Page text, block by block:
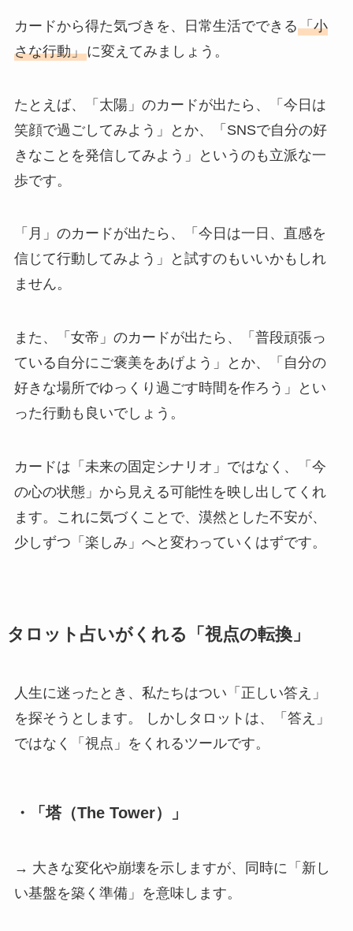
カードから得た気づきを、日常生活でできる「小
さな行動」に変えてみましょう。
たとえば、「太陽」のカードが出たら、「今日は
笑顔で過ごしてみよう」とか、「SNSで自分の好
きなことを発信してみよう」というのも立派な一
歩です。
「月」のカードが出たら、「今日は一日、直感を
信じて行動してみよう」と試すのもいいかもしれ
ません。
また、「女帝」のカードが出たら、「普段頑張っ
ている自分にご褒美をあげよう」とか、「自分の
好きな場所でゆっくり過ごす時間を作ろう」とい
った行動も良いでしょう。
カードは「未来の固定シナリオ」ではなく、「今
の心の状態」から見える可能性を映し出してくれ
ます。これに気づくことで、漠然とした不安が、
少しずつ「楽しみ」へと変わっていくはずです。
タロット占いがくれる「視点の転換」
人生に迷ったとき、私たちはつい「正しい答え」
を探そうとします。 しかしタロットは、「答え」
ではなく「視点」をくれるツールです。
・「塔（The Tower）」
→ 大きな変化や崩壊を示しますが、同時に「新し
い基盤を築く準備」を意味します。